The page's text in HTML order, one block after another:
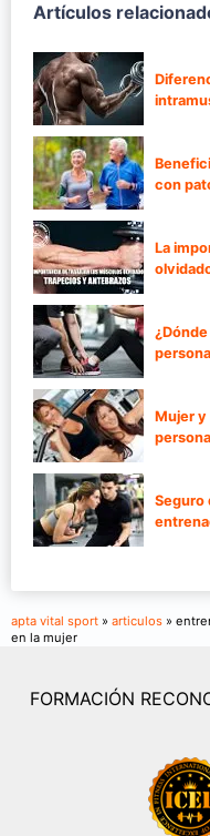
Artículos
con
La
Mujer y
Seguro
apta vital sport » articulos »
en la mujer
FORMACIÓN